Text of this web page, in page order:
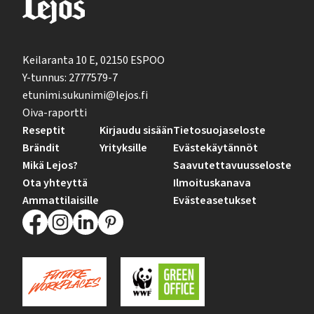
Keilaranta 10 E, 02150 ESPOO
Y-tunnus: 2777579-7
etunimi.sukunimi@lejos.fi
Oiva-raportti
Reseptit
Brändit
Mikä Lejos?
Ota yhteyttä
Ammattilaisille
Kirjaudu sisään
Yrityksille
Tietosuojaseloste
Evästekäytännöt
Saavutettavuusseloste
Ilmoituskanava
Evästeasetukset